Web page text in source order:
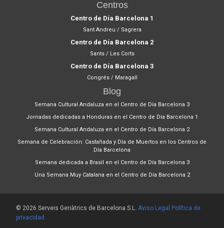
Centros
Centro de Día Barcelona 1
Sant Andreu / Sagrera
Centro de Día Barcelona 2
Sants / Les Corts
Centro de Día Barcelona 3
Congrés / Maragall
Blog
Semana Cultural Andaluza en el Centro de Día Barcelona 3
Jornadas dedicadas a Honduras en el Centro de Día Barcelona 1
Semana Cultural Andaluza en el Centro de Día Barcelona 2
Semana de Celebración: Castañada y Día de Muertos en los Centros de
Día Barcelona
Semana dedicada a Brasil en el Centro de Día Barcelona 3
Una Semana Muy Catalana en el Centro de Día Barcelona 2
© 2026 Serveis Geriàtrics de Barcelona S.L. Aviso Legal
Política de
privacidad